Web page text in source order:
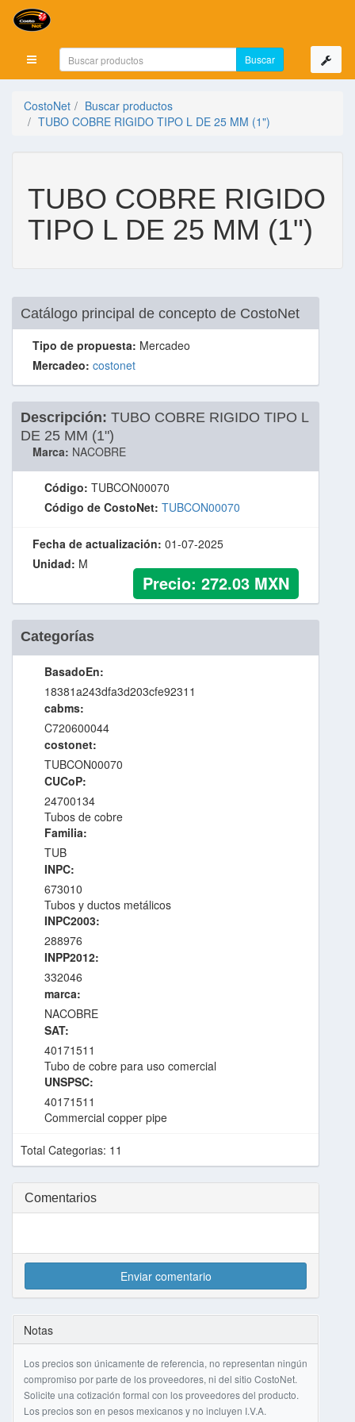
Mostrar menú
CostoNet
Buscar productos
TUBO COBRE RIGIDO TIPO L DE 25 MM (1")
TUBO COBRE RIGIDO
TIPO L DE 25 MM (1")
Catálogo principal de concepto de CostoNet
Tipo de propuesta: Mercadeo
Mercadeo: costonet
Descripción: TUBO COBRE RIGIDO TIPO L
DE 25 MM (1")
Marca: NACOBRE
Código: TUBCON00070
Código de CostoNet: TUBCON00070
Fecha de actualización: 01-07-2025
Unidad: M
Precio: 272.03 MXN
Categorías
BasadoEn:
18381a243dfa3d203cfe92311
cabms:
C720600044
costonet:
TUBCON00070
CUCoP:
24700134
Tubos de cobre
Familia:
TUB
INPC:
673010
Tubos y ductos metálicos
INPC2003:
288976
INPP2012:
332046
marca:
NACOBRE
SAT:
40171511
Tubo de cobre para uso comercial
UNSPSC:
40171511
Commercial copper pipe
Total Categorias: 11
Comentarios
Enviar comentario
Notas
Los precios son únicamente de referencia, no representan ningún
compromiso por parte de los proveedores, ni del sitio CostoNet.
Solicite una cotización formal con los proveedores del producto.
Los precios son en pesos mexicanos y no incluyen I.V.A.